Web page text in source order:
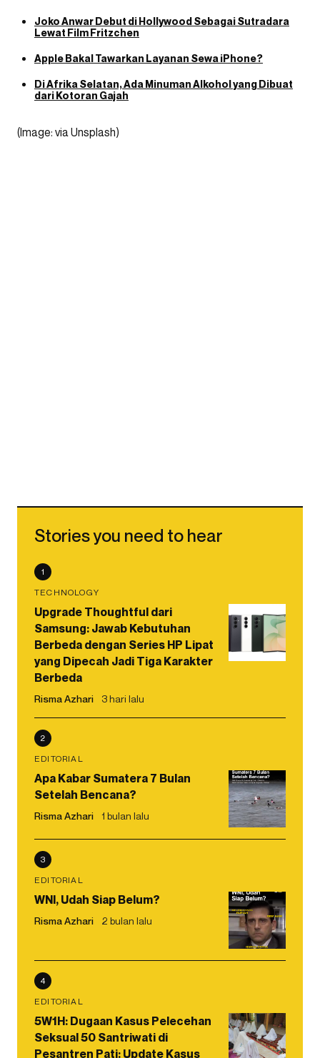
Joko Anwar Debut di Hollywood Sebagai Sutradara
Lewat Film Fritzchen
Apple Bakal Tawarkan Layanan Sewa iPhone?
Di Afrika Selatan, Ada Minuman Alkohol yang Dibuat
dari Kotoran Gajah
(Image: via Unsplash)
Stories you need to hear
1
TECHNOLOGY
Upgrade Thoughtful dari
Samsung: Jawab Kebutuhan
Berbeda dengan Series HP Lipat
yang Dipecah Jadi Tiga Karakter
Berbeda
Risma Azhari 3 hari lalu
2
EDITORIAL
Apa Kabar Sumatera 7 Bulan
Setelah Bencana?
Risma Azhari 1 bulan lalu
3
EDITORIAL
WNI, Udah Siap Belum?
Risma Azhari 2 bulan lalu
4
EDITORIAL
5W1H: Dugaan Kasus Pelecehan
Seksual 50 Santriwati di
Pesantren Pati: Update Kasus